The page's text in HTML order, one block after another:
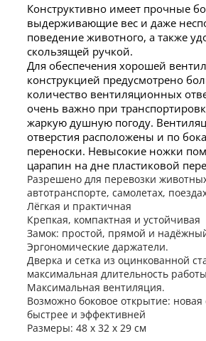
Конструктивно имеет прочные
выдерживающие вес и даже
поведение животного, а также
скользящей ручкой.
Для обеспечения хорошей
конструкцией предусмотрено
количество вентиляционных
очень важно при
жаркую душную погоду.
отверстия расположены и по
переноски. Невысокие ножки
царапин на дне пластиковой
Разрешено для перевозки
автотранспорте, самолетах,
Лёгкая и практичная
Крепкая, компактная и устойчивая
Замок: простой, прямой и
Эргономические даржатели.
Дверка и сетка из оцинкованной
максимальная длительность
Максимальная вентиляция.
Возможно боковое открытие: новая
быстрее и эффективней
Размеры: 48 х 32 х 29 см